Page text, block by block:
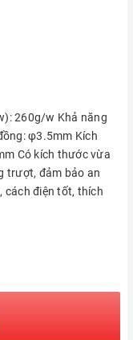
260g/w Khả năng
φ3.5mm Kích
Có kích thước vừa
trượt, đảm bảo an
cách điện tốt, thích